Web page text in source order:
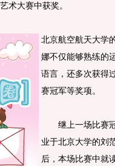
术大赛中获奖。
北京航空航天大学
娜不仅能够熟练的
语言，还多次获得
赛冠军等奖项。
继上一场比赛
业于北京大学的刘
后，本场比赛中就